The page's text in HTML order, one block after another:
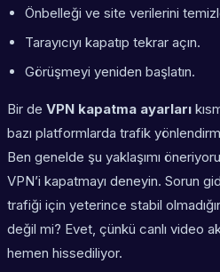
Önbelleği ve site verilerini
Tarayıcıyı kapatıp tekrar açın.
Görüşmeyi yeniden başlatın.
Bir de VPN kapatma ayarları
bazı platformlarda trafik
Ben genelde şu yaklaşımı
VPN’i kapatmayı deneyin. Sorun
trafiği için yeterince stabil
değil mi? Evet, çünkü canlı video
hemen hissediliyor.